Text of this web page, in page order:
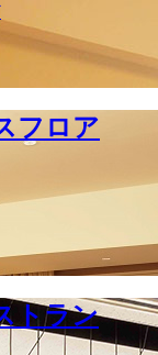
フロア
トラン